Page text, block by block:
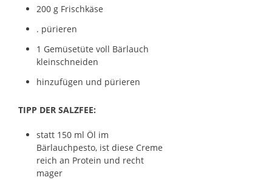
200 g Frischkäse
. pürieren
1 Gemüsetüte voll Bärlauch
kleinschneiden
hinzufügen und pürieren
TIPP DER SALZFEE:
statt 150 ml Öl im
Bärlauchpesto, ist diese Creme
reich an Protein und recht
mager